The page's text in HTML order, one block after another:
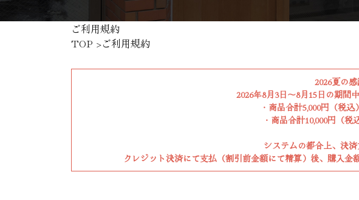
ご利用規約
TOP >ご利用規約
2026夏の
2026年8月3日〜8月15日の期間
・商品合計5,000円（税
・商品合計10,000円（
システムの都合上、決
クレジット決済にて支払（割引前金額にて精算）後、購入